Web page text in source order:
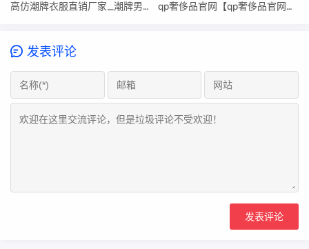
高仿潮牌衣服直销厂家_潮牌男装高仿货源 qp奢侈品官网【qp奢侈品官网男鞋】
发表评论